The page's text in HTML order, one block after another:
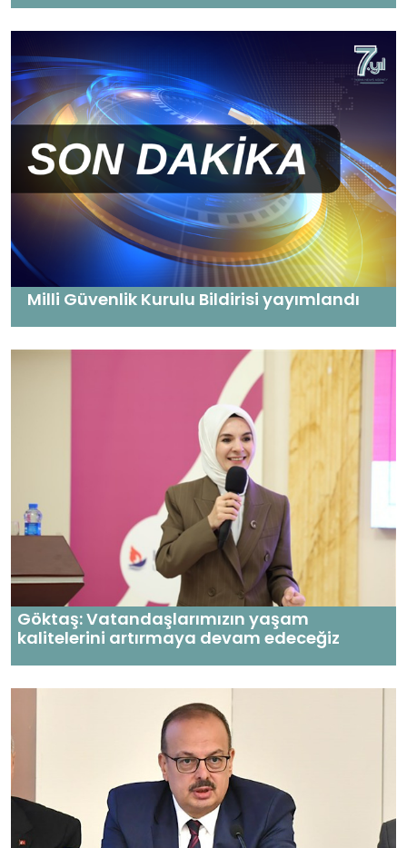
Milli Güvenlik Kurulu Bildirisi yayımlandı
Göktaş: Vatandaşlarımızın yaşam
kalitelerini artırmaya devam edeceğiz